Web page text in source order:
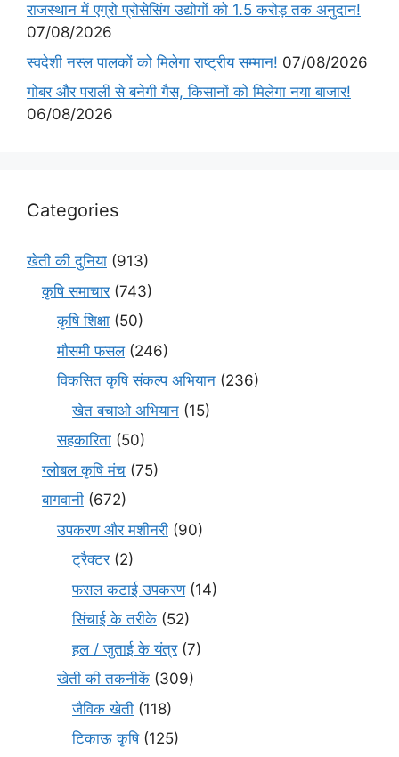
राजस्थान में एग्रो प्रोसेसिंग उद्योगों को 1.5 करोड़ तक अनुदान!
07/08/2026
स्वदेशी नस्ल पालकों को मिलेगा राष्ट्रीय सम्मान! 07/08/2026
गोबर और पराली से बनेगी गैस, किसानों को मिलेगा नया बाजार!
06/08/2026
Categories
खेती की दुनिया (913)
कृषि समाचार(743)
कृषि शिक्षा (50)
मौसमी फसल(246)
विकसित कृषि संकल्प अभियान (236)
खेत बचाओ अभियान (15)
सहकारिता (50)
ग्लोबल कृषि मंच (75)
बागवानी (672)
उपकरण और मशीनरी (90)
ट्रैक्टर(2)
फसल कटाई उपकरण(14)
सिंचाई के तरीके (52)
हल / जुताई के यंत्र(7)
खेती की तकनीकें (309)
जैविक खेती (118)
टिकाऊ कृषि(125)